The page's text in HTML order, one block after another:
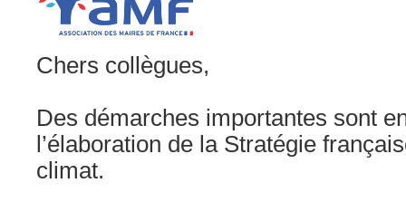
Chers collègues,
Des démarches importantes sont
l’élaboration de la Stratégie
climat.